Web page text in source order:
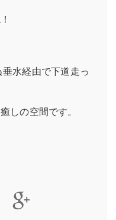
水経由で下道走っ
しの空間です。